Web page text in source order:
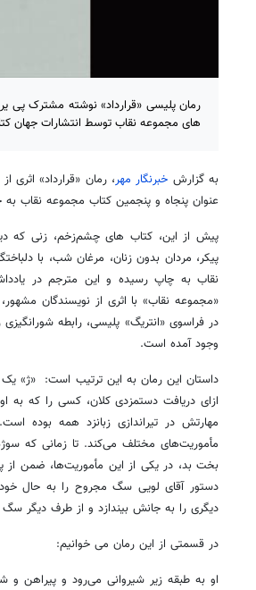
رمان پلیسی «قرارداد» نوشته مشترک پی
های مجموعه نقاب توسط انتشارات جهان
به گزارش خبرنگار مهر، رمان «قرارداد»
عنوان پنجاه و پنجمین کتاب مجموعه نقاب
پیش از این، کتاب های چشم‌زخم، زنی که
پیکر، مردان بدون زنان، مرغان شب، با
نقاب به چاپ رسیده و این مترجم در
«مجموعه نقاب» با اثری از نویسندگان
در فراسوی «انتریگ» پلیسی، رابطه
وجود آمده است.
داستان این رمان به این ترتیب است: «ژ»
ازای دریافت دستمزدی کلان، کسی را که به
مهارتش در تیراندازی زبانزد همه بوده
مأموریت‌های مختلف می‌کند. تا زمانی که سوژه
بخت بد، در یکی از این مأموریت‌ها، ضمن
دستور آقای لویی سگ مجروح را به حال
دیگری را به جانش بیندازد و از طرف دیگر
در قسمتی از این رمان می خوانیم:
او به طبقه زیر شیروانی می‌رود و پیراهن